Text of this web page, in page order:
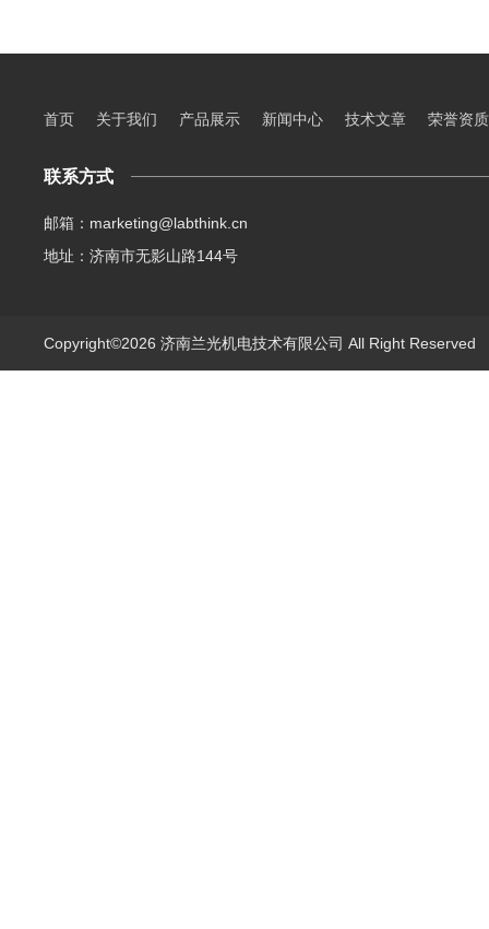
首页 关于我们 产品展示 新闻中心 技术文章 荣誉资质
联系方式
邮箱：marketing@labthink.cn
地址：济南市无影山路144号
Copyright©2026 济南兰光机电技术有限公司 All Right